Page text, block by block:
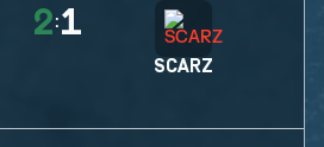
2:1
SCARZ